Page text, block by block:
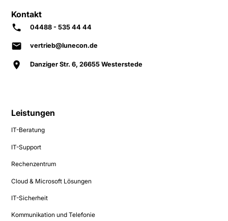
Kontakt
04488 - 535 44 44
vertrieb@lunecon.de
Danziger Str. 6, 26655 Westerstede
Leistungen
IT-Beratung
IT-Support
Rechenzentrum
Cloud & Microsoft Lösungen
IT-Sicherheit
Kommunikation und Telefonie